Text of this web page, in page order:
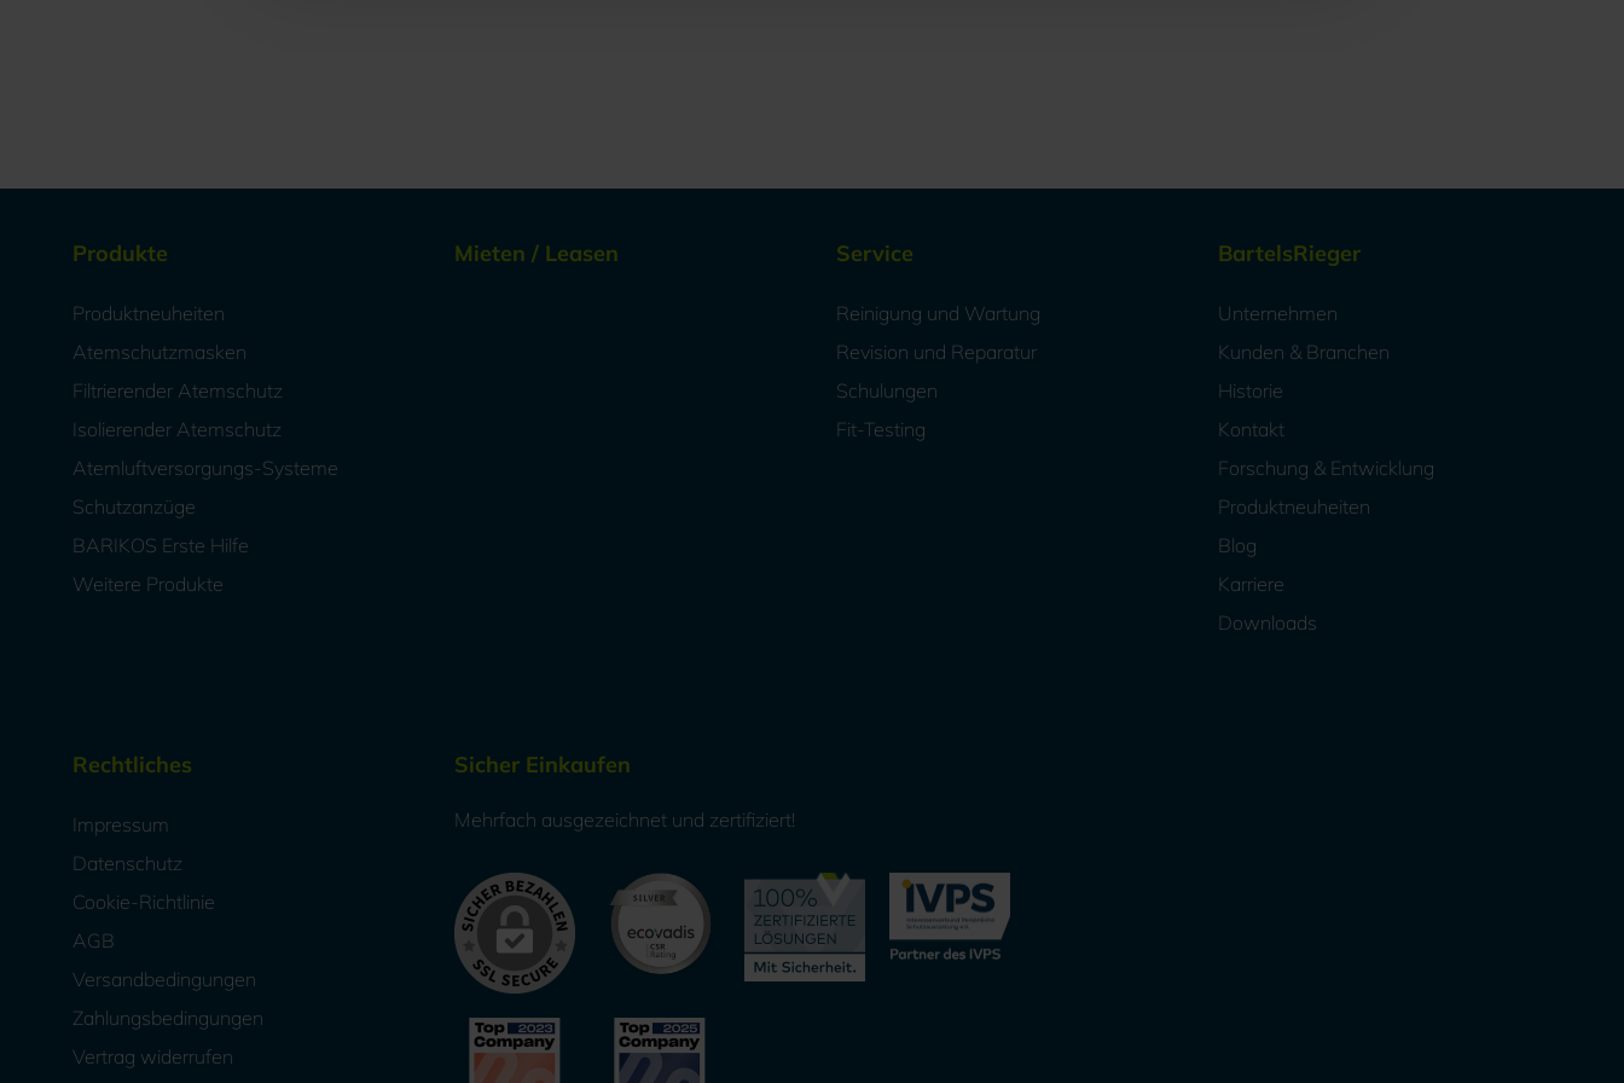
Produkte
Produktneuheiten
Atemschutzmasken
Filtrierender Atemschutz
Isolierender Atemschutz
Atemluftversorgungs-Systeme
Schutzanzüge
BARIKOS Erste Hilfe
Weitere Produkte
Mieten / Leasen Service
Reinigung und Wartung
Revision und Reparatur
Schulungen
Fit-Testing
BartelsRieger
Unternehmen
Kunden & Branchen
Historie
Kontakt
Forschung & Entwicklung
Produktneuheiten
Blog
Karriere
Downloads
Rechtliches
Impressum
Datenschutz
Cookie-Richtlinie
AGB
Versandbedingungen
Zahlungsbedingungen
Vertrag widerrufen
Sicher Einkaufen
Mehrfach ausgezeichnet und zertifiziert!